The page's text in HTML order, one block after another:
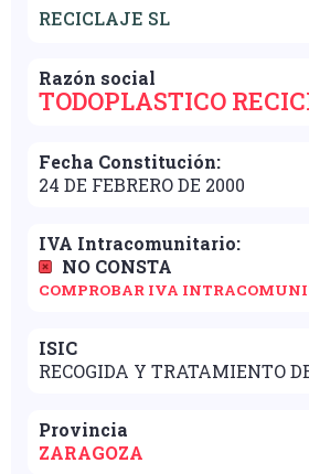
RECICLAJE SL
Razón social
TODOPLASTICO
Fecha Constitución:
24 DE FEBRERO DE 2000
IVA Intracomunitario:
NO CONSTA
COMPROBAR IVA
ISIC
RECOGIDA Y TRATAMIENTO
Provincia
ZARAGOZA